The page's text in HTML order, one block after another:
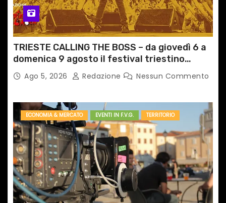
TRIESTE CALLING THE BOSS – da giovedì 6 a
domenica 9 agosto il festival triestino
dedicato a Springsteen
Ago 5, 2026 Redazione Nessun Commento
ECONOMIA & MERCATO EVENTI IN F.V.G. TERRITORIO